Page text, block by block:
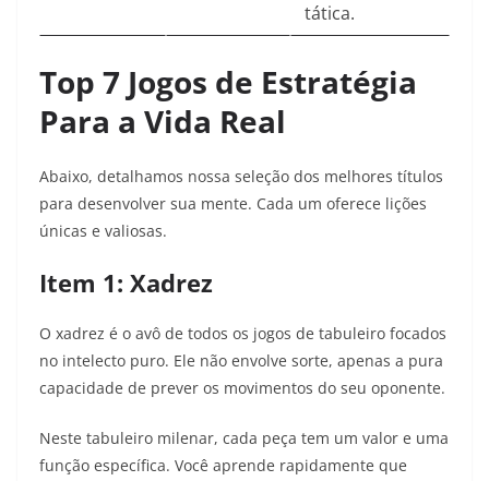
tática.
Top 7 Jogos de Estratégia
Para a Vida Real
Abaixo, detalhamos nossa seleção dos melhores títulos
para desenvolver sua mente. Cada um oferece lições
únicas e valiosas.
Item 1: Xadrez
O xadrez é o avô de todos os jogos de tabuleiro focados
no intelecto puro. Ele não envolve sorte, apenas a pura
capacidade de prever os movimentos do seu oponente.
Neste tabuleiro milenar, cada peça tem um valor e uma
função específica. Você aprende rapidamente que